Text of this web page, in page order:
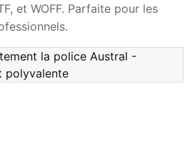
et WOFF. Parfaite pour les